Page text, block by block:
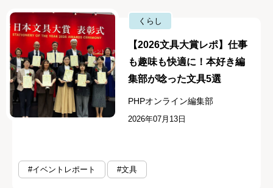
くらし
【2026文具大賞レポ】仕事
も趣味も快適に！本好き編
集部が唸った文具5選
PHPオンライン編集部
2026年07月13日
#イベントレポート #文具